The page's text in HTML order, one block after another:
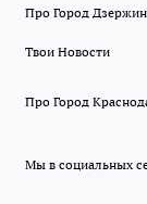
Про Город
Твои Новости
Про Город
Мы в социальных